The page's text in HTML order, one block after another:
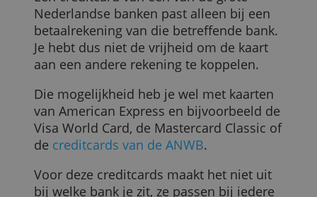
Creditcards van de drie grote
Nederlandse banken hebben deze
voordeeltjes vrijwel nooit.
bank
Een creditcard van een van de grote
betaalrekening van die betreffende bank.